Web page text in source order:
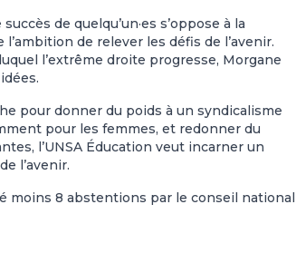
de quelqu’un·es s’oppose à la
de relever les défis de l’avenir.
l’extrême droite progresse, Morgane
pour donner du poids à un syndicalisme
pour les femmes, et redonner du
l’UNSA Éducation veut incarner un
l’avenir.
moins 8 abstentions par le conseil national